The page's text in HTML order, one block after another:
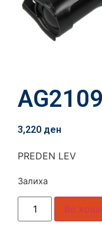
AG2109
3,220 ден
PREDEN
Залиха
Во